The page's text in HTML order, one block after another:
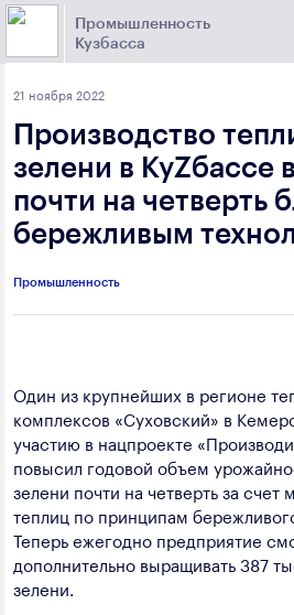
Промышленность
Кузбасса
Поиск
Найти
Торговая площадка
Выберите отрасль
Угольная промышленность
Химическая промышленность
Машиностроение
Промышленность строительных
Добыча общераспространенных
полезных ископаемых
Лёгкая промышленность
Лесная промышленность
Предприятия
Новости
промышленности
650000, г. Кемерово, пр. Советский,
+7 (3842) 58-78-61
dprom@ako.ru
Создание
21 ноября 2022
Производство
зелени в КуZбассе
почти на четверть
бережливым
Промышленность
Один из крупнейших в регионе
комплексов «Суховский» в
участию в нацпроекте
повысил годовой объем
зелени почти на четверть за счет
теплиц по принципам
Теперь ежегодно предприятие
дополнительно выращивать 387
зелени.